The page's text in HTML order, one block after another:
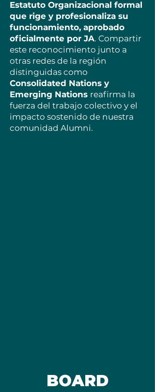
Estatuto Organizacional formal
que rige y profesionaliza su
funcionamiento, aprobado
oficialmente por JA. Compartir
este reconocimiento junto a
otras redes de la región
distinguidas como
Consolidated Nations y
Emerging Nations reafirma la
fuerza del trabajo colectivo y el
impacto sostenido de nuestra
comunidad Alumni.
BOARD